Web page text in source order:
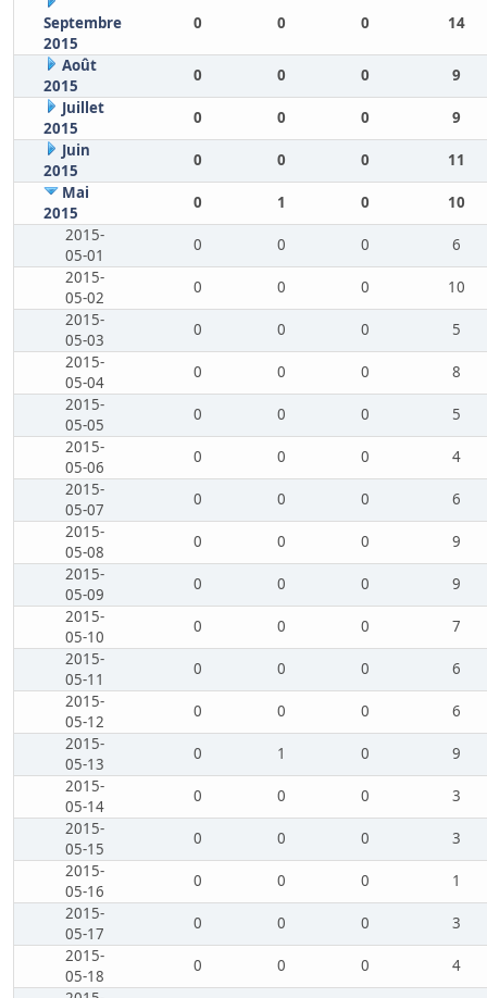
Septembre
2015
0 0 0 14
Août
2015
0 0 0
9
Juillet
2015
0 0 0
9
Juin
2015
0 0 0
11
Mai
2015
0 1 0
10
2015-
05-01
0 0 0
6
2015-
05-02
0 0 0
10
2015-
05-03
0 0 0
5
2015-
05-04
0 0 0
8
2015-
05-05
0 0 0
5
2015-
05-06
0 0 0
4
2015-
05-07
0 0 0
6
2015-
05-08
0 0 0
9
2015-
05-09
0 0 0
9
2015-
05-10
0 0 0
7
2015-
05-11
0 0 0
6
2015-
05-12
0 0 0
6
2015-
05-13
0 1 0
9
2015-
05-14
0 0 0
3
2015-
05-15
0 0 0
3
2015-
05-16
0 0 0
1
2015-
05-17
0 0 0
3
2015-
05-18
0 0 0
4